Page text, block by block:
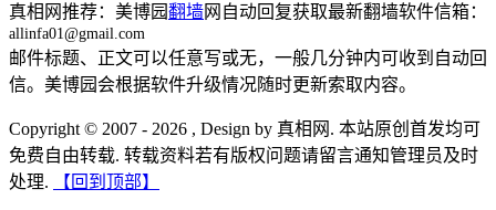
真相网推荐：美博园翻墙网自动回复获取最新翻墙软件信箱：
allinfa01@gmail.com
邮件标题、正文可以任意写或无，一般几分钟内可收到自动回
信。美博园会根据软件升级情况随时更新索取内容。
Copyright © 2007 - 2026 , Design by 真相网. 本站原创首发均可
免费自由转载. 转载资料若有版权问题请留言通知管理员及时
处理.
【回到顶部】